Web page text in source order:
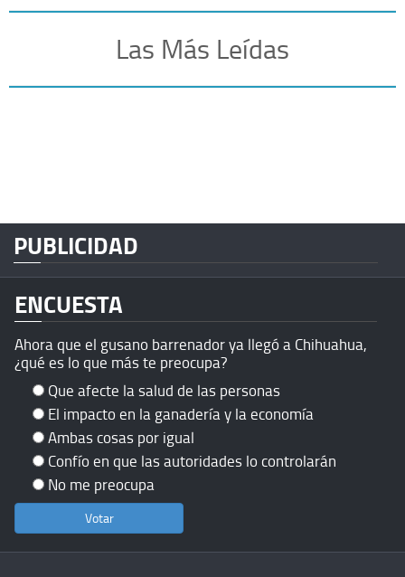
Las Más Leídas
PUBLICIDAD
ENCUESTA
Ahora que el gusano barrenador ya llegó a Chihuahua,
¿qué es lo que más te preocupa?
Que afecte la salud de las personas
El impacto en la ganadería y la economía
Ambas cosas por igual
Confío en que las autoridades lo controlarán
No me preocupa